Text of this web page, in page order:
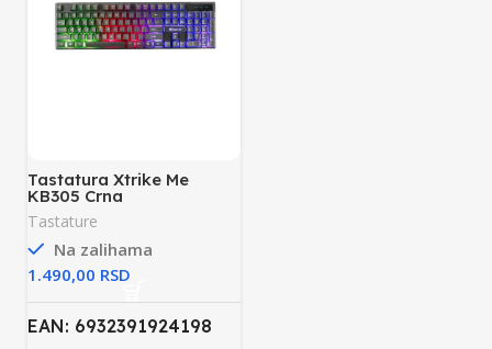
Tastatura Xtrike Me
KB305 Crna
Tastature
Na zalihama
RSD
EAN: 6932391924198